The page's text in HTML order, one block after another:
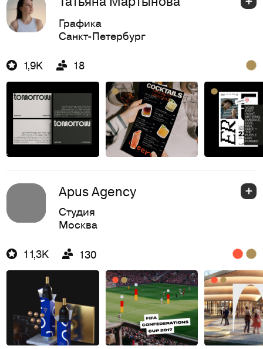
Графика
Санкт-Петербург
1,9K 18
Apus Agency
Студия
Москва
11,3K 130